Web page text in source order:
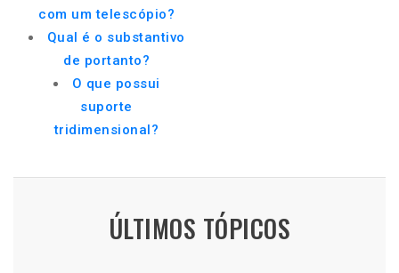
com um telescópio?
Qual é o substantivo
de portanto?
O que possui
suporte
tridimensional?
ÚLTIMOS TÓPICOS